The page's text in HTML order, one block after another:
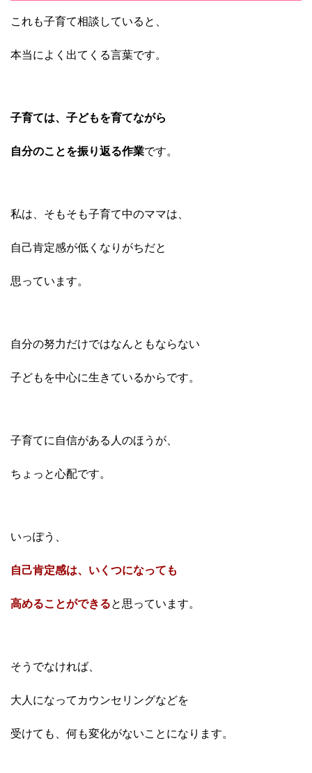
これも子育て相談していると、
本当によく出てくる言葉です。
子育ては、子どもを育てながら
自分のことを振り返る作業です。
私は、そもそも子育て中のママは、
自己肯定感が低くなりがちだと
思っています。
自分の努力だけではなんともならない
子どもを中心に生きているからです。
子育てに自信がある人のほうが、
ちょっと心配です。
いっぽう、
自己肯定感は、いくつになっても
高めることができると 思っています。
そうでなければ、
大人になってカウンセリングなどを
受けても、 何も変化がないことになります。